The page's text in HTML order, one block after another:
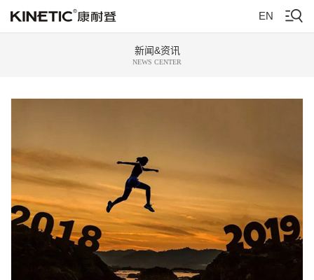
EN
新闻&资讯
NEWS CENTER